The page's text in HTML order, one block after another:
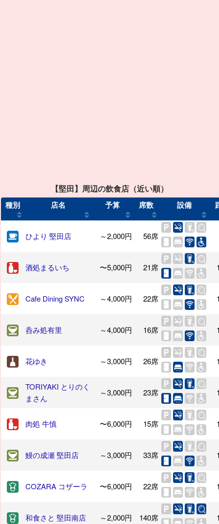
【堅田】周辺の飲食店（近い順）
種別 店名 予算 席数 設備
ひより 堅田店 ～2,000円 56席
酒処まるいち 〜5,000円 21席
Cafe Dining SYNC ～4,000円 22席
呑み処有里 ～4,000円 16席
花ゆき ～3,000円 26席
TORIYAKI とりのく
まさん
～3,000円 23席
肉処 牛慎 〜6,000円 15席
鰻の成瀬 堅田店 ～3,000円 33席
COZARA コザーラ 〜6,000円 22席
和食さと 堅田南店 ～2,000円 140席